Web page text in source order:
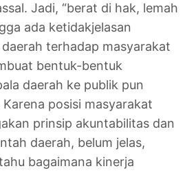
Jadi, “berat di hak, lemah
ada ketidakjelasan
terhadap masyarakat
bentuk-bentuk
daerah ke publik pun
posisi masyarakat
prinsip akuntabilitas dan
daerah, belum jelas,
bagaimana kinerja